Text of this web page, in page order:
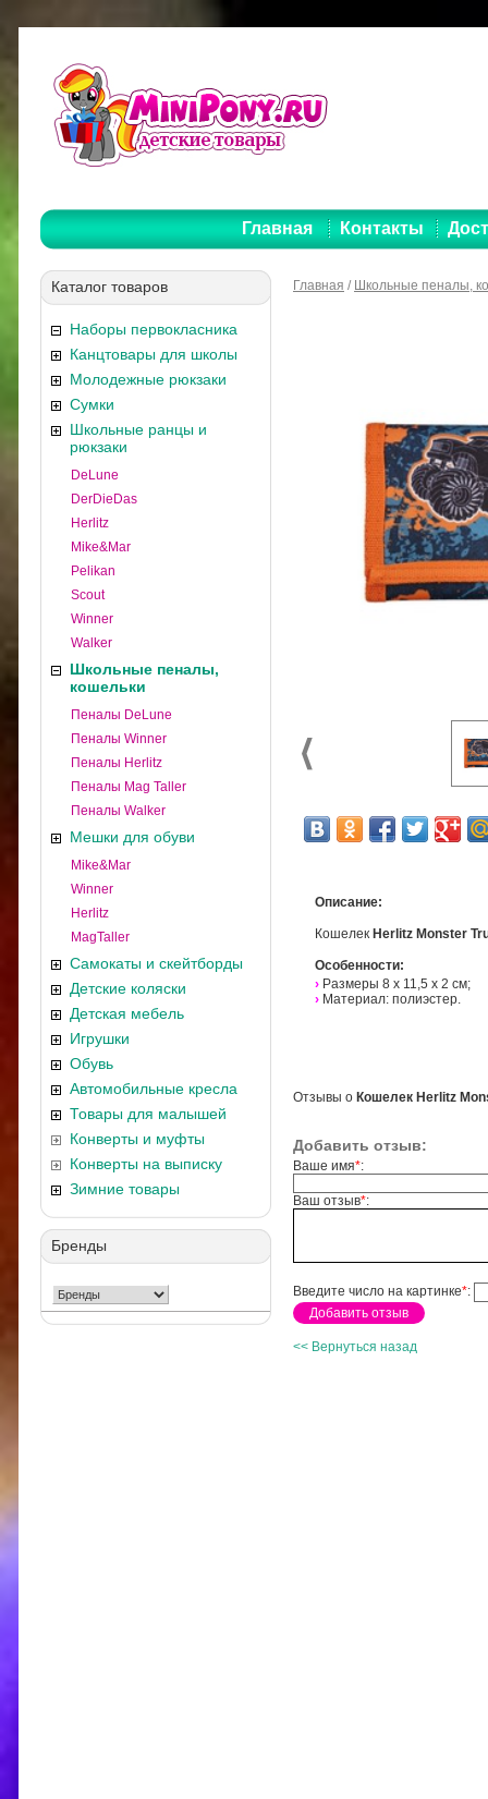
Главная Контакты
Каталог товаров
Наборы первокласника
Канцтовары для школы
Молодежные рюкзаки
Сумки
Школьные ранцы и
рюкзаки
DeLune
DerDieDas
Herlitz
Mike&Mar
Pelikan
Scout
Winner
Walker
Школьные пеналы,
кошельки
Пеналы DeLune
Пеналы Winner
Пеналы Herlitz
Пеналы Mag Taller
Пеналы Walker
Мешки для обуви
Mike&Mar
Winner
Herlitz
MagTaller
Самокаты и скейтборды
Детские коляски
Детская мебель
Игрушки
Обувь
Автомобильные кресла
Товары для малышей
Конверты и муфты
Конверты на выписку
Зимние товары
Бренды
Главная / Школьные пеналы,
Описание:
Кошелек Herlitz Monster
Особенности:
› Размеры 8 х 11,5 х 2 см;
› Материал: полиэстер.
Отзывы о Кошелек Herlitz
Добавить отзыв:
Ваше имя*:
Ваш отзыв*:
Введите число на картинке*:
<< Вернуться назад